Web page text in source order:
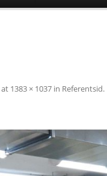
at 1383 × 1037 in Referentsid.